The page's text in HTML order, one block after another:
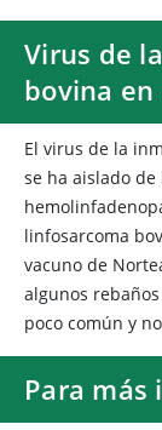
Virus de
bovina
El virus de la
se ha aislado
linfosarcoma
vacuno de
algunos
poco común y
Para más